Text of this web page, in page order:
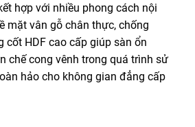
hợp với nhiều phong cách nội
mặt vân gỗ chân thực, chống
cốt HDF cao cấp giúp sàn ổn
chế cong vênh trong quá trình sử
hảo cho không gian đẳng cấp